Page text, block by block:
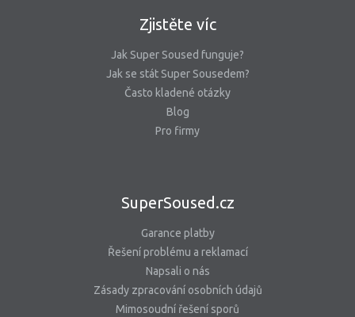
Zjistěte víc
Jak Super Soused funguje?
Jak se stát Super Sousedem?
Často kladené otázky
Blog
Pro firmy
SuperSoused.cz
Garance platby
Řešení problému a reklamací
Napsali o nás
Zásady zpracování osobních údajů
Mimosoudní řešení sporů